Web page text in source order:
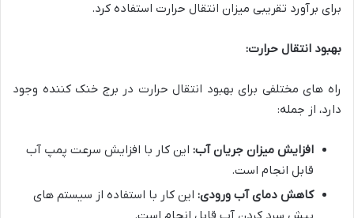
برای برآورد تقریبی میزان انتقال حرارت استفاده کرد.
بهبود انتقال حرارت:
راه های مختلفی برای بهبود انتقال حرارت در برج خنک کننده وجود
دارد، از جمله:
افزایش میزان جریان آب: این کار با افزایش سرعت پمپ آب
قابل انجام است.
کاهش دمای آب ورودی: این کار با استفاده از سیستم های